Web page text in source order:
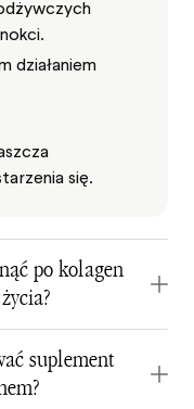
działaniem
się.
po kolagen
suplement